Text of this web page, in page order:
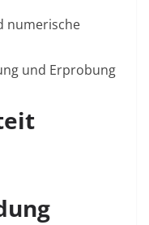
numerische
und Erprobung